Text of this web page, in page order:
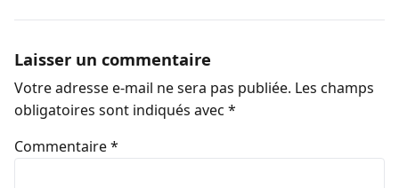
Laisser un commentaire
Votre adresse e-mail ne sera pas publiée. Les champs
obligatoires sont indiqués avec *
Commentaire*